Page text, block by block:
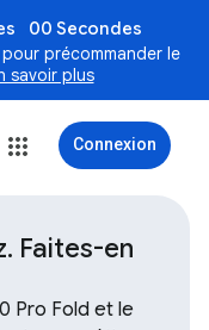
00 Secondes
précommander le
savoir plus
Connexion
Faites-en
Pro Fold et le